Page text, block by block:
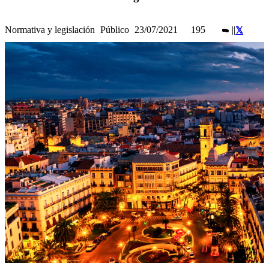
Normativa y legislación Público 23/07/2021 195